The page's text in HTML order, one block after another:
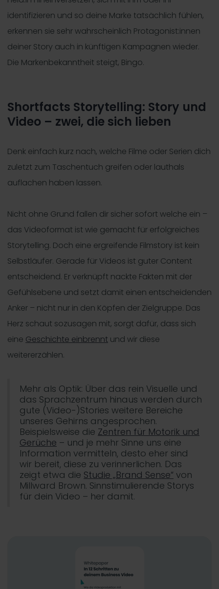
identifizieren und so deine Marke tatsächlich fühlen,
erkennen sie sehr wahrscheinlich Protagonist:innen
deiner Story auch in künftigen Kampagnen wieder.
Die Markenbekanntheit steigt, Bingo.
Shortfacts Storytelling: Story und
Video – zwei, die sich lieben
Denk einfach kurz nach, welche Filme oder Serien dich
zuletzt zum Taschentuch greifen oder lauthals
auflachen haben lassen.
Nicht ohne Grund fallen dir sicher sofort welche ein –
das Videoformat ist wie gemacht für erfolgreiches
Storytelling. Doch eine ergreifende Filmstory ist kein
Selbstläufer. Gerade für Videos ist guter Content
entscheidend. Er verknüpft nackte Fakten mit der
Gefühlsebene und setzt damit einen entscheidenden
Anker – nicht nur in den Köpfen der Zielgruppe. Das
Herz schaut sozusagen mit, sorgt dafür, dass sich
eine Geschichte einbrennt und wir diese
weitererzählen.
Mehr als Optik: Über das rein Visuelle und
das Sprachzentrum hinaus werden durch
gute (Video-)Stories weitere Bereiche
unseres Gehirns angesprochen.
Beispielsweise die Zentren für Motorik und
Gerüche – und je mehr Sinne uns eine
Information vermitteln, desto eher sind
wir bereit, diese zu verinnerlichen. Das
zeigt etwa die Studie „Brand Sense“ von
Millward Brown. Sinnstimulierende Storys
für dein Video – her damit.